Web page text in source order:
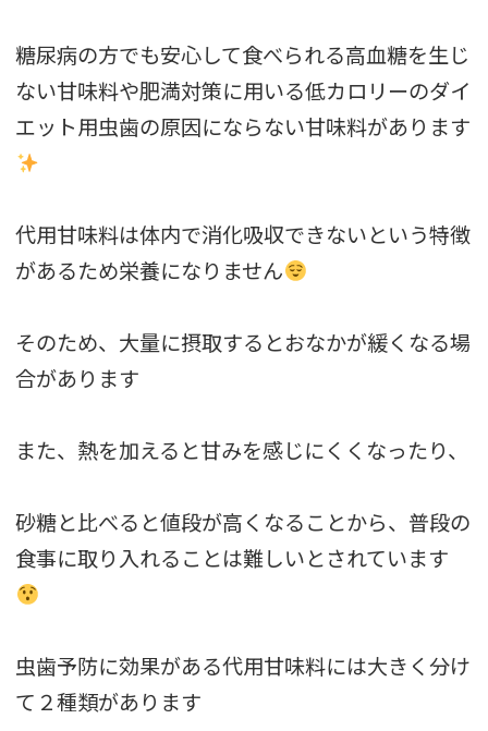
糖尿病の方でも安心して食べられる高血糖を生じ
ない甘味料や肥満対策に用いる低カロリーのダイ
エット用虫歯の原因にならない甘味料があります
代用甘味料は体内で消化吸収できないという特徴
があるため栄養になりません
そのため、大量に摂取するとおなかが緩くなる場
合があります
また、熱を加えると甘みを感じにくくなったり、
砂糖と比べると値段が高くなることから、普段の
食事に取り入れることは難しいとされています
虫歯予防に効果がある代用甘味料には大きく分け
て２種類があります